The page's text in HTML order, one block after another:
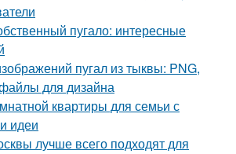
пугало: интересные
пугал из тыквы: PNG,
для дизайна
квартиры для семьи с
идеи
лучше всего подходят для